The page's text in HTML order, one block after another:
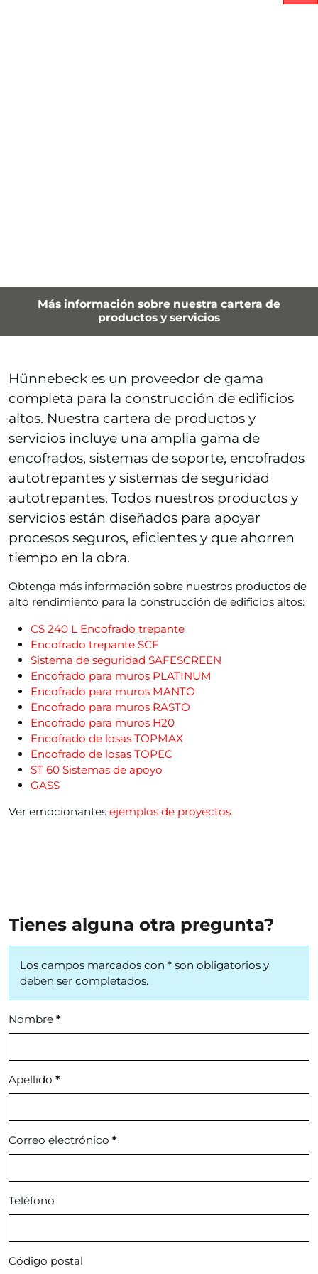
Más información sobre nuestra cartera de
productos y servicios
Hünnebeck es un proveedor de gama
completa para la construcción de edificios
altos. Nuestra cartera de productos y
servicios incluye una amplia gama de
encofrados, sistemas de soporte, encofrados
autotrepantes y sistemas de seguridad
autotrepantes. Todos nuestros productos y
servicios están diseñados para apoyar
procesos seguros, eficientes y que ahorren
tiempo en la obra.
Obtenga más información sobre nuestros productos de
alto rendimiento para la construcción de edificios altos:
CS 240 L Encofrado trepante
Encofrado trepante SCF
Sistema de seguridad SAFESCREEN
Encofrado para muros PLATINUM
Encofrado para muros MANTO
Encofrado para muros RASTO
Encofrado para muros H20
Encofrado de losas TOPMAX
Encofrado de losas TOPEC
ST 60 Sistemas de apoyo
GASS
Ver emocionantes ejemplos de proyectos
Tienes alguna otra pregunta?
Los campos marcados con * son obligatorios y
deben ser completados.
Nombre *
Apellido *
Correo electrónico *
Teléfono
Código postal